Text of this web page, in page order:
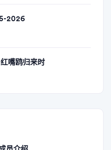
2026
红嘴鸥归来时